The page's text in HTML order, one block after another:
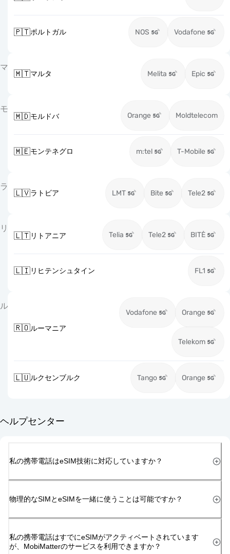
🇵🇹ポルトガル NOS Vodafone
マ
🇲🇹マルタ Melita Epic
モ
🇲🇩モルドバ Orange Moldtelecom
🇲🇪モンテネグロ m:tel T-Mobile
ラ
🇱🇻ラトビア LMT Bite Tele2
リ
🇱🇹リトアニア Telia Tele2 BITĖ
🇱🇮リヒテンシュタイン FL1
ル
🇷🇴ルーマニア
Vodafone Orange
Telekom
🇱🇺ルクセンブルク Tango Orange
ヘルプセンター
私の携帯電話はeSIM技術に対応していますか？
物理的なSIMとeSIMを一緒に使うことは可能ですか？
私の携帯電話はすでにeSIMがアクティベートされています
が、MobiMatterのサービスを利用できますか？